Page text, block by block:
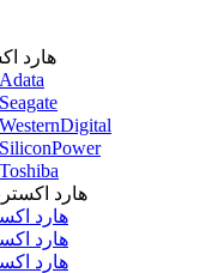
هارد
هارد اکسترنال Adata
هارد اکسترنال Seagate
هارد اکسترنال WesternDigital
هارد اکسترنال SiliconPower
هارد اکسترنال Toshiba
هارد
هارد اکسترنال
هارد اکسترنال
هارد اکسترنال